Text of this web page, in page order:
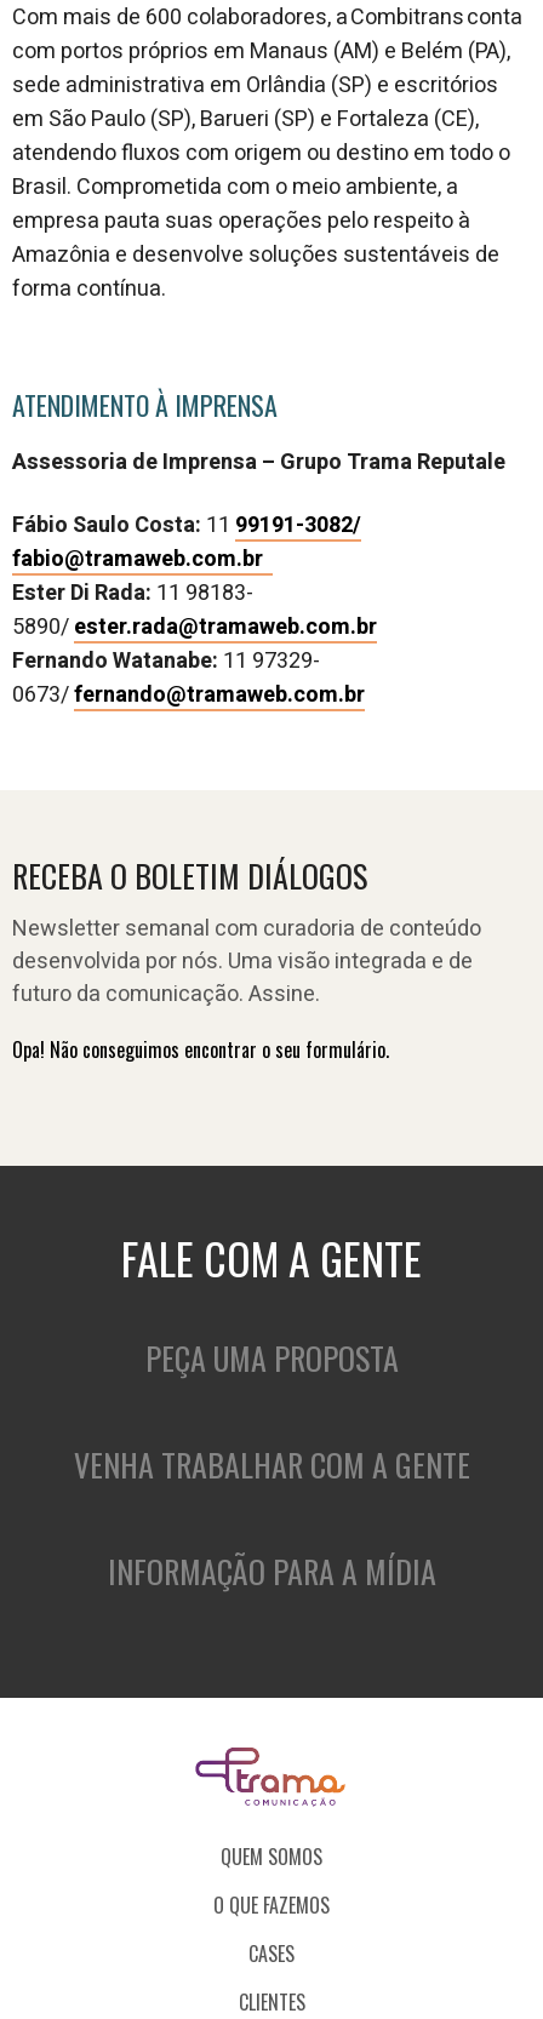
Com mais de 600 colaboradores, a Combitrans conta
com portos próprios em Manaus (AM) e Belém (PA),
sede administrativa em Orlândia (SP) e escritórios
em São Paulo (SP), Barueri (SP) e Fortaleza (CE),
atendendo fluxos com origem ou destino em todo o
Brasil. Comprometida com o meio ambiente, a
empresa pauta suas operações pelo respeito à
Amazônia e desenvolve soluções sustentáveis de
forma contínua.
ATENDIMENTO À IMPRENSA
Assessoria de Imprensa – Grupo Trama Reputale
Fábio Saulo Costa: 11 99191-3082/
fabio@tramaweb.com.br
Ester Di Rada: 11 98183-
5890/ester.rada@tramaweb.com.br
Fernando Watanabe: 11 97329-
0673/fernando@tramaweb.com.br
RECEBA O BOLETIM DIÁLOGOS
Newsletter semanal com curadoria de conteúdo
desenvolvida por nós. Uma visão integrada e de
futuro da comunicação. Assine.
Opa! Não conseguimos encontrar o seu formulário.
FALE COM A GENTE
PEÇA UMA PROPOSTA
VENHA TRABALHAR COM A GENTE
INFORMAÇÃO PARA A MÍDIA
QUEM SOMOS
O QUE FAZEMOS
CASES
CLIENTES